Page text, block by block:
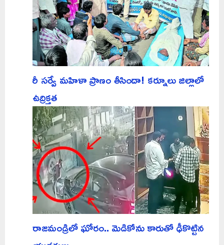
రీ సర్వే మహిళా ప్రాణం తీసిందా! కర్నూలు జిల్లాలో
ఉద్రిక్తత
రాజమండ్రిలో ఘోరం.. మెడికోను కారుతో ఢీకొట్టిన